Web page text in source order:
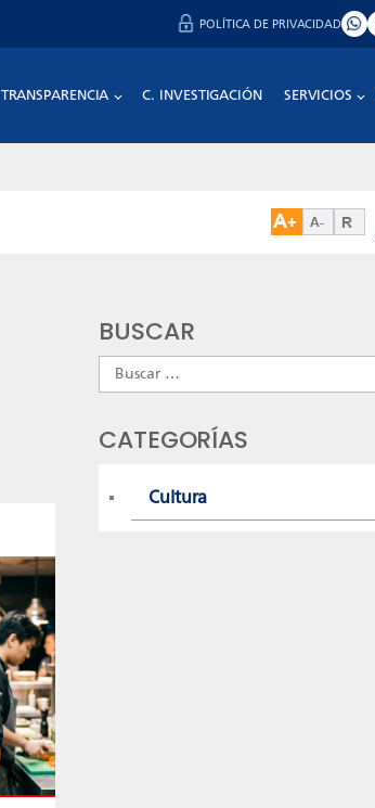
POLÍTICA DE PRIVACIDAD
TRANSPARENCIA C. INVESTIGACIÓN SERVICIOS
BUSCAR
Buscar:
CATEGORÍAS
Cultura